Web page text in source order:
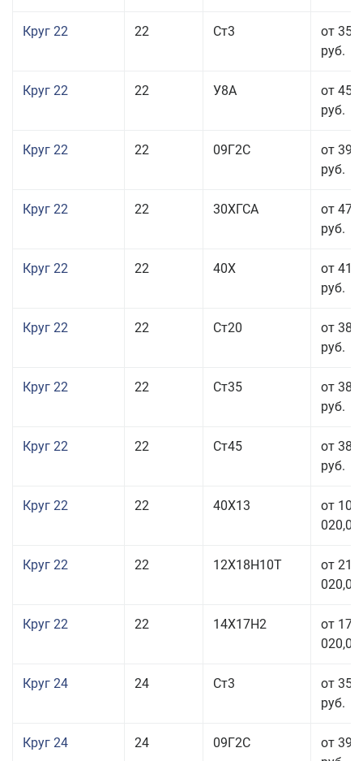
Круг 22 22 Ст3
от 35
руб.
Круг 22 22 У8А
от 45
руб.
Круг 22 22 09Г2С
от 39
руб.
Круг 22 22 30ХГСА
от 47
руб.
Круг 22 22 40Х
от 41
руб.
Круг 22 22 Ст20
от 38
руб.
Круг 22 22 Ст35
от 38
руб.
Круг 22 22 Ст45
от 38
руб.
Круг 22 22 40Х13
от 103
020,00
Круг 22 22 12Х18Н10Т
от 210
020,00
Круг 22 22 14Х17Н2
от 175
020,00
Круг 24 24 Ст3
от 35
руб.
Круг 24 24 09Г2С
от 39